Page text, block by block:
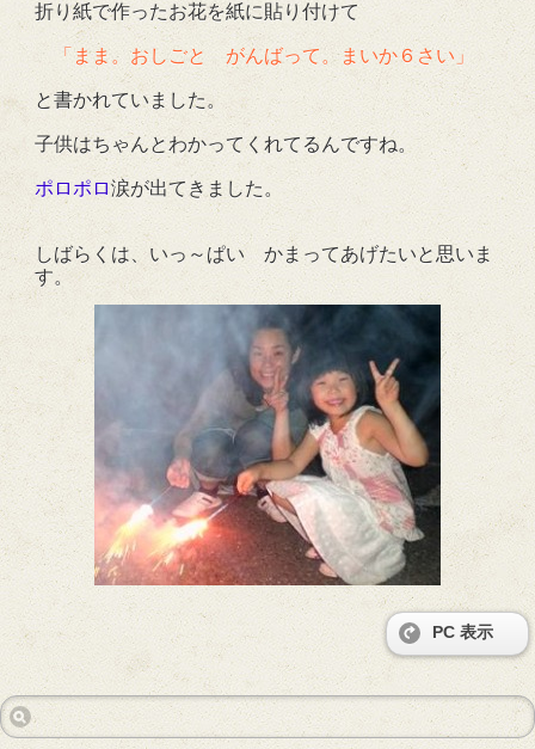
折り紙で作ったお花を紙に貼り付けて
「まま。おしごと がんばって。まいか６さい」
と書かれていました。
子供はちゃんとわかってくれてるんですね。
ポロポロ涙が出てきました。
しばらくは、いっ～ぱい かまってあげたいと思いま
す。
PC 表示